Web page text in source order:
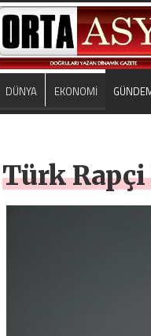
DÜNYA EKONOMİ
Türk Rapçi